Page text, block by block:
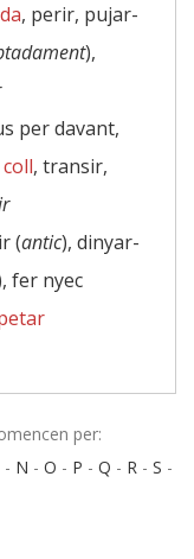
, perir, pujar-
),
per davant,
, transir,
(antic), dinyar-
fer nyec
per:
- N - O - P - Q - R - S -